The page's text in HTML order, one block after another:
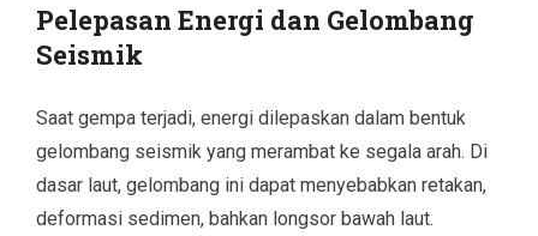
Pelepasan Energi dan Gelombang
Seismik
Saat gempa terjadi, energi dilepaskan dalam bentuk
gelombang seismik yang merambat ke segala arah. Di
dasar laut, gelombang ini dapat menyebabkan retakan,
deformasi sedimen, bahkan longsor bawah laut.